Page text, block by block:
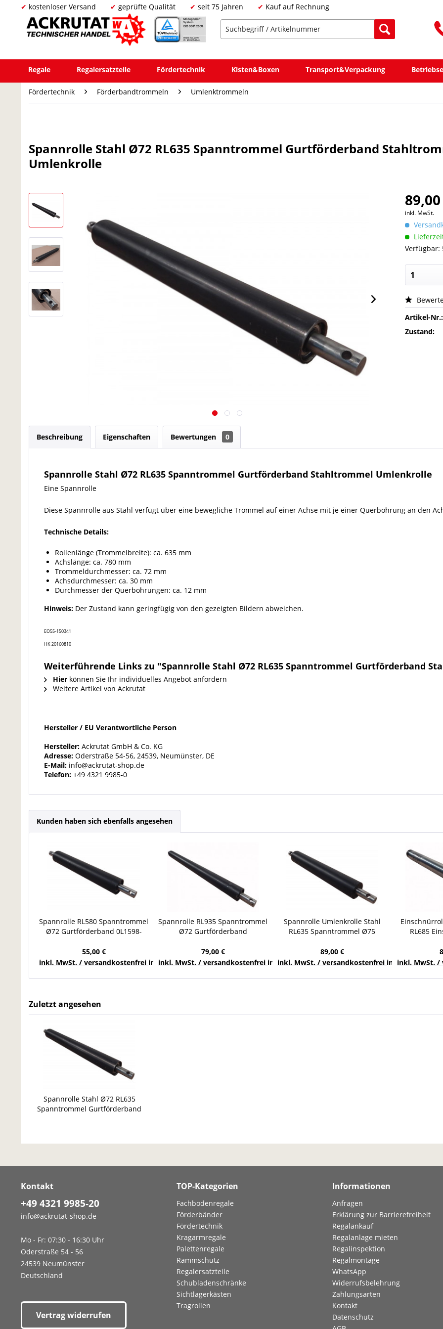
kostenloser Versand geprüfte Qualität seit 75 Jahren Kauf auf Rechnung
Regale Regalersatzteile Fördertechnik Kisten&Boxen Transport&Verpackung
Fördertechnik Förderbandtrommeln Umlenktrommeln
Spannrolle Stahl Ø72 RL635 Spanntrommel Gurtförderband
Umlenkrolle
inkl. MwSt.
Verfügbar:
Artikel-Nr.:
Zustand:
Beschreibung Eigenschaften Bewertungen 0
Spannrolle Stahl Ø72 RL635 Spanntrommel Gurtförderband Stahltrommel Umlenkrolle
Eine Spannrolle
Diese Spannrolle aus Stahl verfügt über eine bewegliche Trommel auf einer Achse mit je einer Querbohrung an den
Technische Details:
Rollenlänge (Trommelbreite): ca. 635 mm
Achslänge: ca. 780 mm
Trommeldurchmesser: ca. 72 mm
Achsdurchmesser: ca. 30 mm
Durchmesser der Querbohrungen: ca. 12 mm
Hinweis: Der Zustand kann geringfügig von den gezeigten Bildern abweichen.
EO55-150341
HK 20160810
Weiterführende Links zu "Spannrolle Stahl Ø72 RL635 Spanntrommel Gurtförderband
Hier können Sie Ihr individuelles Angebot anfordern
Weitere Artikel von Ackrutat
Hersteller / EU Verantwortliche Person
Hersteller: Ackrutat GmbH & Co. KG
Adresse: Oderstraße 54-56, 24539, Neumünster, DE
E-Mail: info@ackrutat-shop.de
Telefon: +49 4321 9985-0
Kunden haben sich ebenfalls angesehen
Spannrolle RL580 Spanntrommel
Ø72 Gurtförderband 0L1598-
55,00 €
inkl. MwSt. / versandkostenfrei innerhalb Deutschlands
Spannrolle RL935 Spanntrommel
Ø72 Gurtförderband
79,00 €
inkl. MwSt. / versandkostenfrei innerhalb Deutschlands
Spannrolle Umlenkrolle Stahl
RL635 Spanntrommel Ø75
89,00 €
inkl. MwSt. / versandkostenfrei innerhalb
RL685
inkl. MwSt. /
Zuletzt angesehen
Spannrolle Stahl Ø72 RL635
Spanntrommel Gurtförderband
Kontakt
+49 4321 9985-20
info@ackrutat-shop.de
Mo - Fr: 07:30 - 16:30 Uhr
Oderstraße 54 - 56
24539 Neumünster
Deutschland
Vertrag widerrufen
TOP-Kategorien
Fachbodenregale
Förderbänder
Fördertechnik
Kragarmregale
Palettenregale
Rammschutz
Regalersatzteile
Schubladenschränke
Sichtlagerkästen
Tragrollen
Informationen
Anfragen
Erklärung zur Barrierefreiheit
Regalankauf
Regalanlage mieten
Regalinspektion
Regalmontage
WhatsApp
Widerrufsbelehrung
Zahlungsarten
Kontakt
Datenschutz